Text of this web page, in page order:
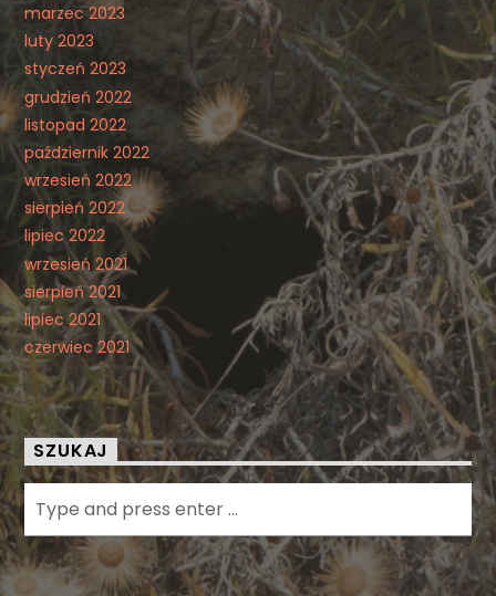
marzec 2023
luty 2023
styczeń 2023
grudzień 2022
listopad 2022
październik 2022
wrzesień 2022
sierpień 2022
lipiec 2022
wrzesień 2021
sierpień 2021
lipiec 2021
czerwiec 2021
SZUKAJ